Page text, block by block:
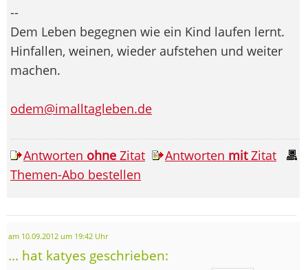
--
Dem Leben begegnen wie ein Kind laufen lernt.
Hinfallen, weinen, wieder aufstehen und weiter
machen.
odem@imalltagleben.de
Antworten ohne Zitat Antworten mitZitat
Themen-Abo bestellen
am 10.09.2012 um 19:42 Uhr
... hat katyes geschrieben: